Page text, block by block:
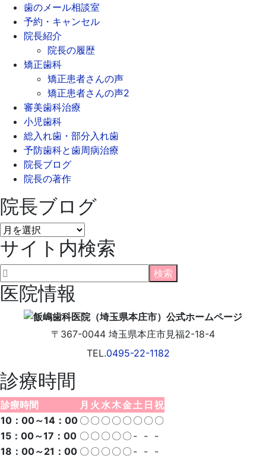
歯のメール相談室
予約・キャンセル
院長紹介
院長の履歴
矯正歯科
矯正患者さんの声
矯正患者さんの声2
審美歯科治療
小児歯科
総入れ歯・部分入れ歯
予防歯科と歯周病治療
院長ブログ
院長の著作
院長ブログ
院
長
ブ
ロ
グ
サイト内検索
医院情報
〒367-0044 埼玉県本庄市見福2-18-4
TEL.0495-22-1182
診療時間
診療時間 月 火 水木金土 日 祝
10：00～14：00 〇 〇 〇 〇 〇 〇 〇 〇
15：00～17：00 〇 〇 〇 〇 〇 - - -
18：00～21：00 〇 〇 〇 〇 〇 - - -